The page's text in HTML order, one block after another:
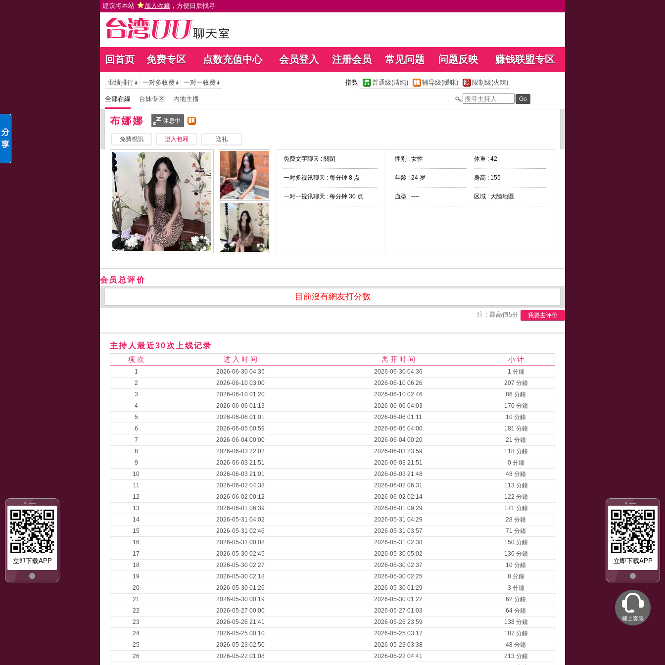
建议将本站 加入收藏 ，方便日后找寻
回首页 免费专区 点数充值中心 会员登入 注册会员 常见问题 问题反映 赚钱联盟专区
立即下载APP
立即下载APP
业绩排行 一对多收费 一对一收费 指数 普通级(清纯) 辅导级(暧昧) 限制级(火辣)
全部在線 台妹专区 內地主播
布娜娜 休息中
免費視訊 进入包厢 送礼
免费文字聊天 : 關閉
一对多视讯聊天 : 每分钟 8 点
一对一视讯聊天 : 每分钟 30 点
性别 : 女性 体重 : 42
年龄 : 24 岁 身高 : 155
血型 : ---- 区域 : 大陸地區
会员总评价
目前沒有網友打分數
注 : 最高值5分 我要去评价
主持人最近30次上线记录
项 次 进 入 时 间 离 开 时 间 小 计
1 2026-06-30 04:35 2026-06-30 04:36
1 分鐘
2
2026-06-10 03:00 2026-06-10 06:26
207 分鐘
3
2026-06-10 01:20 2026-06-10 02:46
86 分鐘
4
2026-06-06 01:13 2026-06-06 04:03
170 分鐘
5
2026-06-06 01:01 2026-06-06 01:11
10 分鐘
6
2026-06-05 00:59 2026-06-05 04:00
181 分鐘
7
2026-06-04 00:00 2026-06-04 00:20
21 分鐘
8
2026-06-03 22:02 2026-06-03 23:59
118 分鐘
9
2026-06-03 21:51 2026-06-03 21:51
0 分鐘
10
2026-06-03 21:01 2026-06-03 21:48
48 分鐘
11
2026-06-02 04:38 2026-06-02 06:31
113 分鐘
12
2026-06-02 00:12 2026-06-02 02:14
122 分鐘
13
2026-06-01 06:39 2026-06-01 09:29
171 分鐘
14
2026-05-31 04:02 2026-05-31 04:29
28 分鐘
15
2026-05-31 02:46 2026-05-31 03:57
71 分鐘
16
2026-05-31 00:08 2026-05-31 02:38
150 分鐘
17
2026-05-30 02:45 2026-05-30 05:02
136 分鐘
18
2026-05-30 02:27 2026-05-30 02:37
10 分鐘
19
2026-05-30 02:18 2026-05-30 02:25
8 分鐘
20
2026-05-30 01:26 2026-05-30 01:29
3 分鐘
21
2026-05-30 00:19 2026-05-30 01:22
62 分鐘
22
2026-05-27 00:00 2026-05-27 01:03
64 分鐘
23
2026-05-26 21:41 2026-05-26 23:59
138 分鐘
24
2026-05-25 00:10 2026-05-25 03:17
187 分鐘
25
2026-05-23 02:50 2026-05-23 03:38
48 分鐘
26
2026-05-22 01:08 2026-05-22 04:41
213 分鐘